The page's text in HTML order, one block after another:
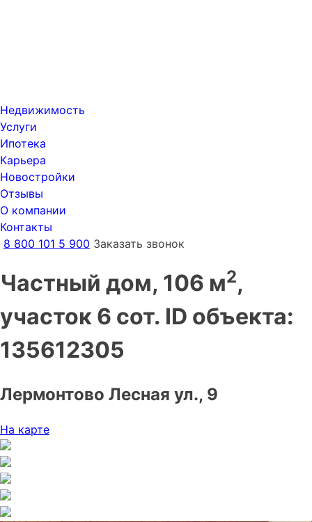
Недвижимость
Услуги
Ипотека
Карьера
Новостройки
Отзывы
О компании
Контакты
8 800 101 5 900 Заказать звонок
Частный дом, 106 м2,
участок 6 сот. ID объекта:
135612305
Лермонтово Лесная ул., 9
На карте